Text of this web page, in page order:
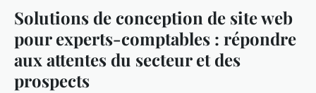
Solutions de conception de site web
pour experts-comptables : répondre
aux attentes du secteur et des
prospects